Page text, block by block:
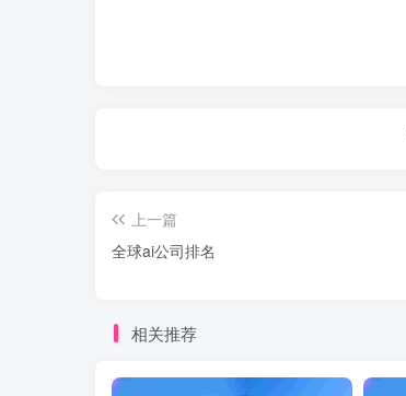
上一篇
全球ai公司排名
相关推荐